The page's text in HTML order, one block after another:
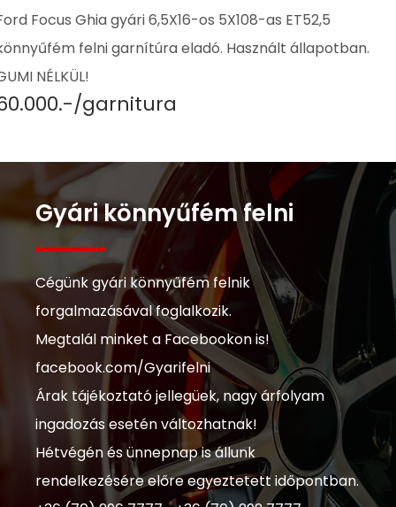
Focus Ghia gyári 6,5X16-os 5X108-as ET52,5
felni garnítúra eladó. Használt állapotban.
NÉLKÜL!
garnitura
Gyári könnyűfém felni
Cégünk gyári könnyűfém felnik
forgalmazásával foglalkozik.
Megtalál minket a Facebookon is!
facebook.com/Gyarifelni
Árak tájékoztató jellegüek, nagy árfolyam
ingadozás esetén változhatnak!
Hétvégén és ünnepnap is állunk
rendelkezésére előre egyeztetett időpontban.